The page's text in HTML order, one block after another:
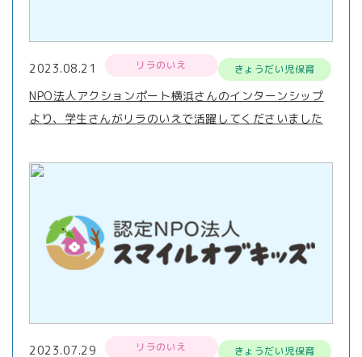
2023.08.21 リラのいえ きょうだい児保育
NPO法人アクションポート横浜さんのインターンシップ
より、学生さんがリラのいえで活躍してくださいました
2023.07.29 リラのいえ きょうだい児保育